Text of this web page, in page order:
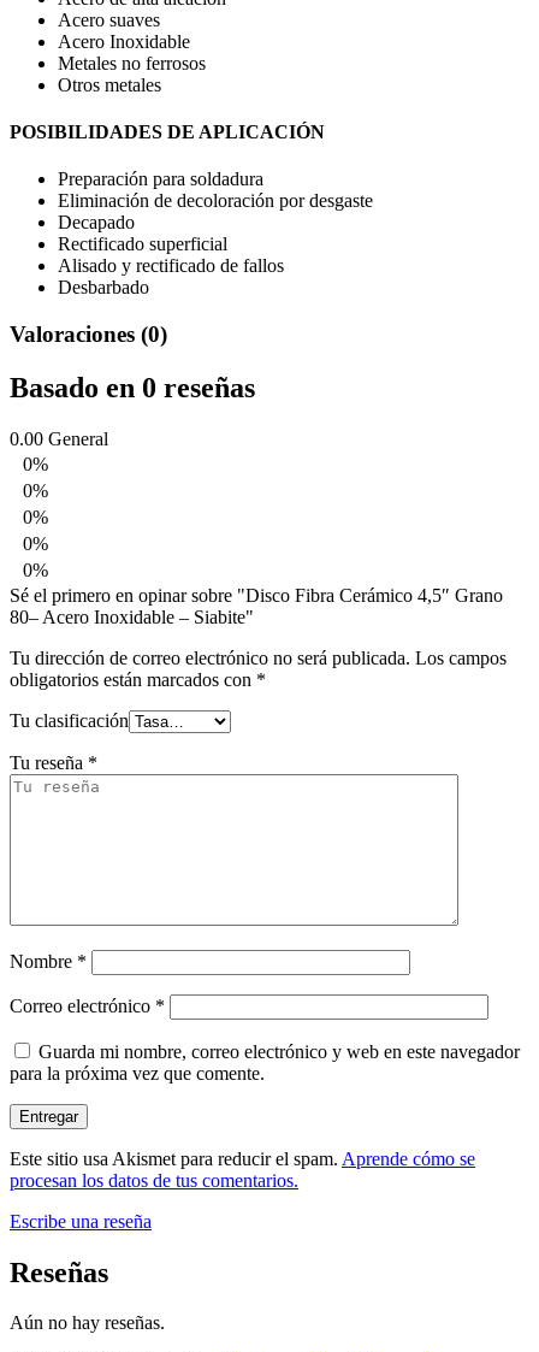
Acero suaves
Acero Inoxidable
Metales no ferrosos
Otros metales
POSIBILIDADES DE APLICACIÓN
Preparación para soldadura
Eliminación de decoloración por desgaste
Decapado
Rectificado superficial
Alisado y rectificado de fallos
Desbarbado
Valoraciones (0)
Basado en 0 reseñas
0.00 General
0%
0%
0%
0%
0%
Sé el primero en opinar sobre "Disco Fibra Cerámico 4,5″ Grano
80– Acero Inoxidable – Siabite"
Tu dirección de correo electrónico no será publicada. Los campos
obligatorios están marcados con *
Tu clasificación
Tu reseña *
Nombre *
Correo electrónico *
Guarda mi nombre, correo electrónico y web en este navegador
para la próxima vez que comente.
Este sitio usa Akismet para reducir el spam. Aprende cómo se
procesan los datos de tus comentarios.
Escribe una reseña
Reseñas
Aún no hay reseñas.